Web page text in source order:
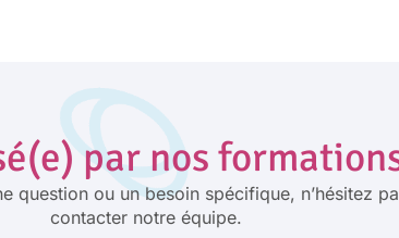
par nos
question ou un besoin spécifique, n’hésitez
contacter notre équipe.